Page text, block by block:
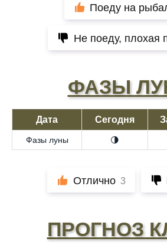
Поеду на
Не поеду, плохая
ФАЗЫ
Дата Сегодня
Фазы луны 🌗
Отлично 3
ПРОГНОЗ